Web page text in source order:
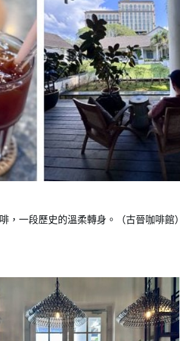
，一段歷史的溫柔轉身。（古晉咖啡館）